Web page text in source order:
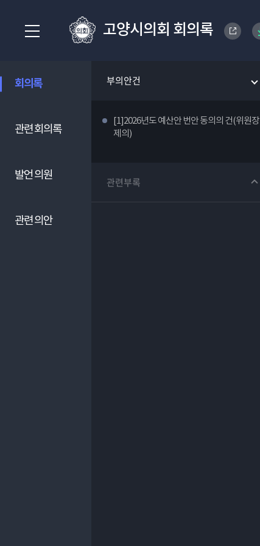
고양시의회 회의록
회의록 부의안건
[1]2026년도 예산안 번안 동의의 건(위원장
제의)
관련부록
관련 회의록
발언 의원
관련 의안